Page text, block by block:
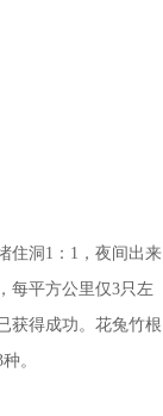
住洞1：1，夜间出来
每平方公里仅3只左
获得成功。花兔竹根
。